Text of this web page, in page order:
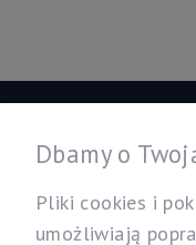
Dbamy o
Pliki cookies i
umożliwiają